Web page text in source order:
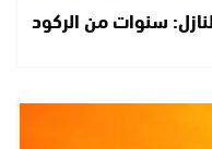
سنوات من الركود